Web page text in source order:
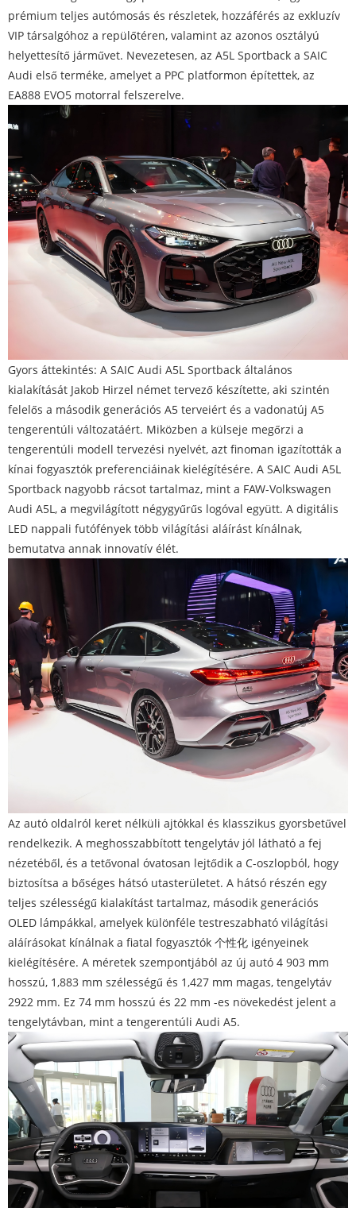
prémium teljes autómosás és részletek, hozzáférés az exkluzív
VIP társalgóhoz a repülőtéren, valamint az azonos osztályú
helyettesítő járművet. Nevezetesen, az A5L Sportback a SAIC
Audi első terméke, amelyet a PPC platformon építettek, az
EA888 EVO5 motorral felszerelve.
Gyors áttekintés: A SAIC Audi A5L Sportback általános
kialakítását Jakob Hirzel német tervező készítette, aki szintén
felelős a második generációs A5 terveiért és a vadonatúj A5
tengerentúli változatáért. Miközben a külseje megőrzi a
tengerentúli modell tervezési nyelvét, azt finoman igazították a
kínai fogyasztók preferenciáinak kielégítésére. A SAIC Audi A5L
Sportback nagyobb rácsot tartalmaz, mint a FAW-Volkswagen
Audi A5L, a megvilágított négygyűrűs logóval együtt. A digitális
LED nappali futófények több világítási aláírást kínálnak,
bemutatva annak innovatív élét.
Az autó oldalról keret nélküli ajtókkal és klasszikus gyorsbetűvel
rendelkezik. A meghosszabbított tengelytáv jól látható a fej
nézetéből, és a tetővonal óvatosan lejtődik a C-oszlopból, hogy
biztosítsa a bőséges hátsó utasterületet. A hátsó részén egy
teljes szélességű kialakítást tartalmaz, második generációs
OLED lámpákkal, amelyek különféle testreszabható világítási
aláírásokat kínálnak a fiatal fogyasztók 个性化 igényeinek
kielégítésére. A méretek szempontjából az új autó 4 903 mm
hosszú, 1,883 mm szélességű és 1,427 mm magas, tengelytáv
2922 mm. Ez 74 mm hosszú és 22 mm -es növekedést jelent a
tengelytávban, mint a tengerentúli Audi A5.